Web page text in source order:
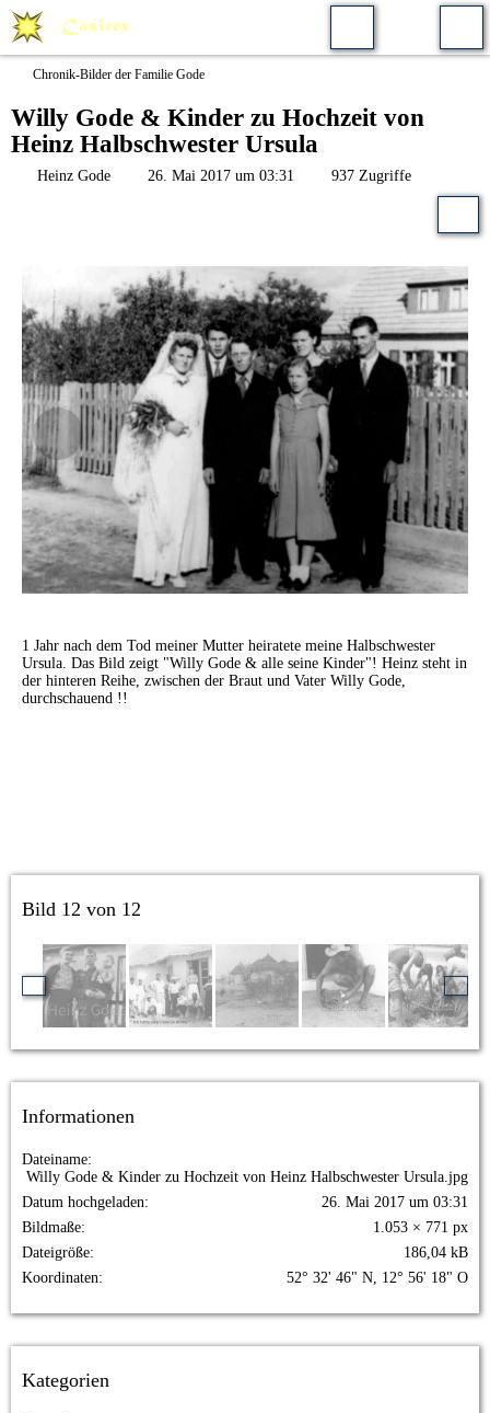
Chronik-Bilder der Familie Gode
Willy Gode & Kinder zu Hochzeit von
Heinz Halbschwester Ursula
Heinz Gode 26. Mai 2017 um 03:31 937 Zugriffe
1 Jahr nach dem Tod meiner Mutter heiratete meine Halbschwester
Ursula. Das Bild zeigt "Willy Gode & alle seine Kinder"! Heinz steht in
der hinteren Reihe, zwischen der Braut und Vater Willy Gode,
durchschauend !!
Bild 12 von 12
Informationen
Dateiname
Willy Gode & Kinder zu Hochzeit von Heinz Halbschwester Ursula.jpg
Datum hochgeladen
26. Mai 2017 um 03:31
Bildmaße
1.053 × 771 px
Dateigröße
186,04 kB
Koordinaten
52° 32' 46" N, 12° 56' 18" O
Kategorien